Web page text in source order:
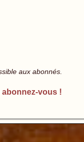
aux abonnés.
vous !